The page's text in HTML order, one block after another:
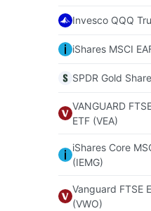
Invesco QQQ
iShares MSCI
SPDR Gold
VANGUARD
ETF (VEA)
iShares Core
(IEMG)
Vanguard FTSE
(VWO)